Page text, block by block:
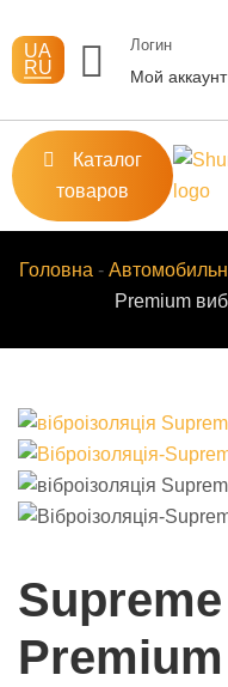
содержимому
UA
RU
Логин
Мой аккаунт
Каталог
товаров
Головна -
Premium
Premium